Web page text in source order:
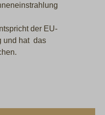
der EU-
und hat das